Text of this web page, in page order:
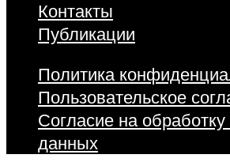
Контакты
Публикации
Политика
Пользовательское
Согласие на
данных